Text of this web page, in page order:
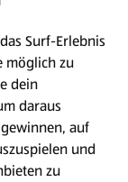
Surf-Erlebnis
möglich zu
dein
daraus
auf
und
zu